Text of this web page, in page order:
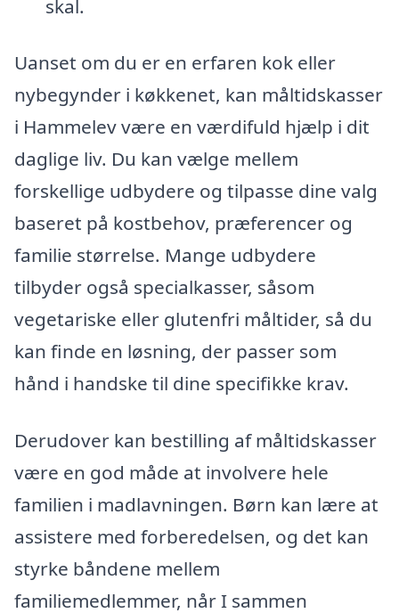
skal.
Uanset om du er en erfaren kok eller
nybegynder i køkkenet, kan måltidskasser
i Hammelev være en værdifuld hjælp i dit
daglige liv. Du kan vælge mellem
forskellige udbydere og tilpasse dine valg
baseret på kostbehov, præferencer og
familie størrelse. Mange udbydere
tilbyder også specialkasser, såsom
vegetariske eller glutenfri måltider, så du
kan finde en løsning, der passer som
hånd i handske til dine specifikke krav.
Derudover kan bestilling af måltidskasser
være en god måde at involvere hele
familien i madlavningen. Børn kan lære at
assistere med forberedelsen, og det kan
styrke båndene mellem
familiemedlemmer, når I sammen